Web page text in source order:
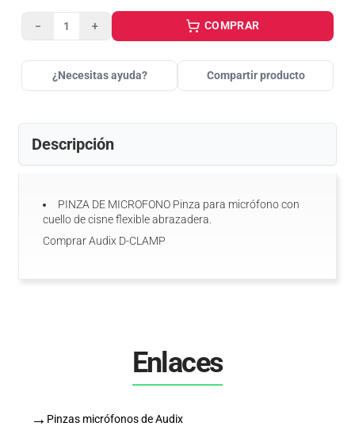
− + COMPRAR
¿Necesitas ayuda? Compartir producto
Descripción
PINZA DE MICROFONO Pinza para micrófono con
cuello de cisne flexible abrazadera.
Comprar Audix D-CLAMP
Enlaces
→ Pinzas micrófonos de Audix